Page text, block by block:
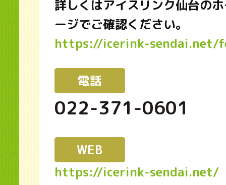
詳しくはアイスリンク仙台の
ージでご確認ください。
https://icerink-sendai.net/
電話
022-371-0601
WEB
https://icerink-sendai.net/